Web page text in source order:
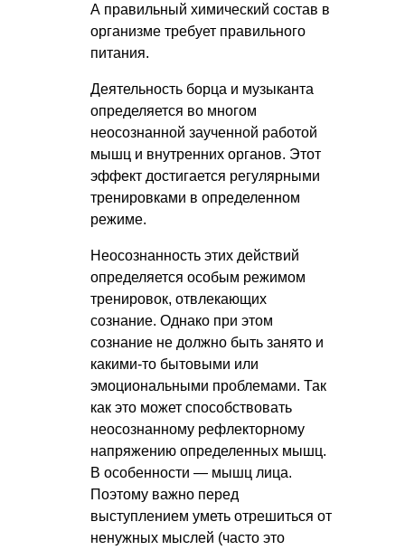
А правильный химический состав в
организме требует правильного
питания.
Деятельность борца и музыканта
определяется во многом
неосознанной заученной работой
мышц и внутренних органов. Этот
эффект достигается регулярными
тренировками в определенном
режиме.
Неосознанность этих действий
определяется особым режимом
тренировок, отвлекающих
сознание. Однако при этом
сознание не должно быть занято и
какими-то бытовыми или
эмоциональными проблемами. Так
как это может способствовать
неосознанному рефлекторному
напряжению определенных мышц.
В особенности — мышц лица.
Поэтому важно перед
выступлением уметь отрешиться от
ненужных мыслей (часто это